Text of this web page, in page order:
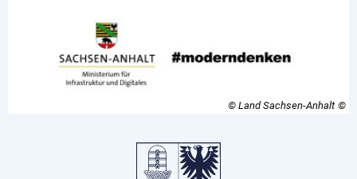
© Land Sachsen-Anhalt